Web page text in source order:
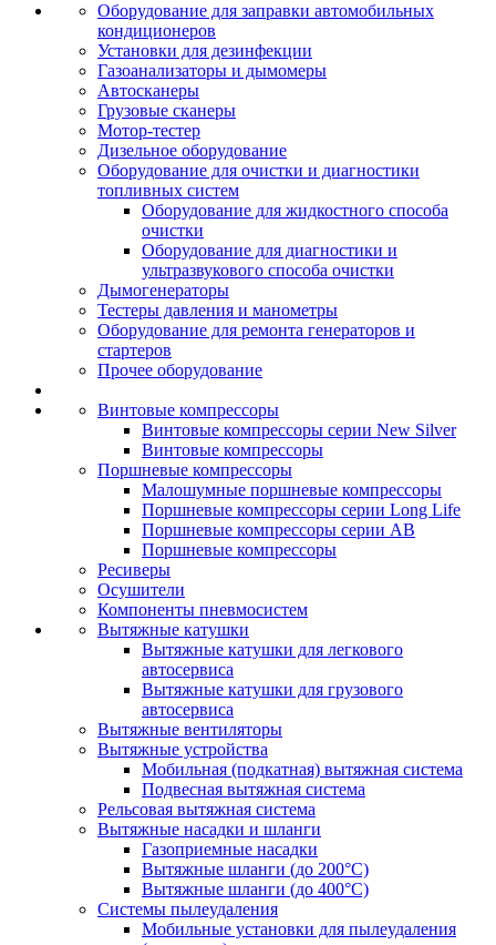
Оборудование для заправки автомобильных
кондиционеров
Установки для дезинфекции
Газоанализаторы и дымомеры
Автосканеры
Грузовые сканеры
Мотор-тестер
Дизельное оборудование
Оборудование для очистки и диагностики
топливных систем
Оборудование для жидкостного способа
очистки
Оборудование для диагностики и
ультразвукового способа очистки
Дымогенераторы
Тестеры давления и манометры
Оборудование для ремонта генераторов и
стартеров
Прочее оборудование
Винтовые компрессоры
Винтовые компрессоры серии New Silver
Винтовые компрессоры
Поршневые компрессоры
Малошумные поршневые компрессоры
Поршневые компрессоры серии Long Life
Поршневые компрессоры серии AB
Поршневые компрессоры
Ресиверы
Осушители
Компоненты пневмосистем
Вытяжные катушки
Вытяжные катушки для легкового
автосервиса
Вытяжные катушки для грузового
автосервиса
Вытяжные вентиляторы
Вытяжные устройства
Мобильная (подкатная) вытяжная система
Подвесная вытяжная система
Рельсовая вытяжная система
Вытяжные насадки и шланги
Газоприемные насадки
Вытяжные шланги (до 200°C)
Вытяжные шланги (до 400°C)
Системы пылеудаления
Мобильные установки для пылеудаления